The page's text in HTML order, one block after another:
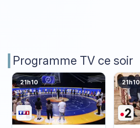
Programme TV ce soir
21h10 21h10